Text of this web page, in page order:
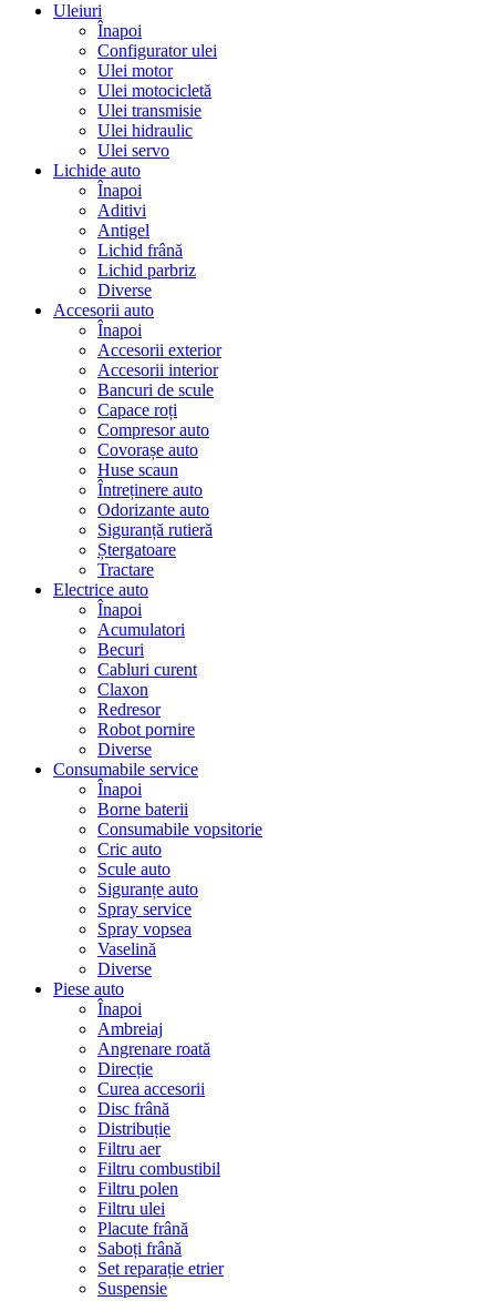
Uleiuri
Înapoi
Configurator ulei
Ulei motor
Ulei motocicletă
Ulei transmisie
Ulei hidraulic
Ulei servo
Lichide auto
Înapoi
Aditivi
Antigel
Lichid frână
Lichid parbriz
Diverse
Accesorii auto
Înapoi
Accesorii exterior
Accesorii interior
Bancuri de scule
Capace roți
Compresor auto
Covorașe auto
Huse scaun
Întreținere auto
Odorizante auto
Siguranță rutieră
Ștergatoare
Tractare
Electrice auto
Înapoi
Acumulatori
Becuri
Cabluri curent
Claxon
Redresor
Robot pornire
Diverse
Consumabile service
Înapoi
Borne baterii
Consumabile vopsitorie
Cric auto
Scule auto
Siguranțe auto
Spray service
Spray vopsea
Vaselină
Diverse
Piese auto
Înapoi
Ambreiaj
Angrenare roată
Direcție
Curea accesorii
Disc frână
Distribuție
Filtru aer
Filtru combustibil
Filtru polen
Filtru ulei
Placute frână
Saboți frână
Set reparație etrier
Suspensie